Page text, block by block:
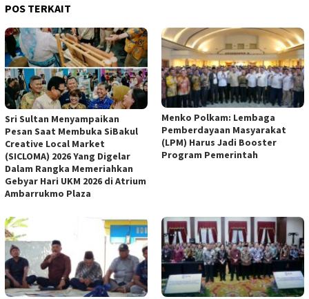
POS TERKAIT
Sri Sultan Menyampaikan
Pesan Saat Membuka SiBakul
Creative Local Market
(SICLOMA) 2026 Yang Digelar
Dalam Rangka Memeriahkan
Gebyar Hari UKM 2026 di Atrium
Ambarrukmo Plaza
Menko Polkam: Lembaga
Pemberdayaan Masyarakat
(LPM) Harus Jadi Booster
Program Pemerintah